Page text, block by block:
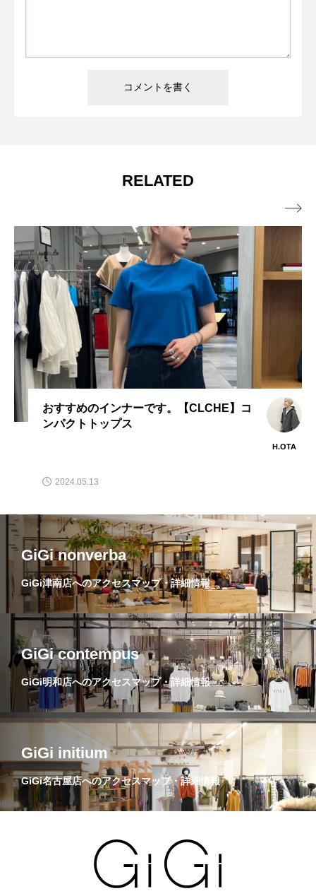
RELATED
おすすめのインナーです。【CLCHE】コ
ンパクトトップス
H.OTA
2024.05.13

GiGi nonverba
GiGi津南店へのアクセスマップ・詳細情報
GiGi contempus
GiGi明和店へのアクセスマップ・詳細情報
GiGi initium
GiGi名古屋店へのアクセスマップ・詳細情報